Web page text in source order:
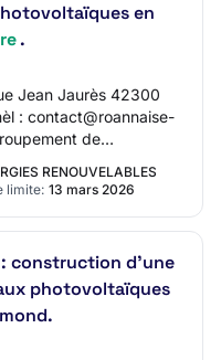
en
.
Jean Jaurès 42300
: contact@roannaise-
de
RENOUVELABLES
limite: 13 mars 2026
construction d'une
photovoltaïques